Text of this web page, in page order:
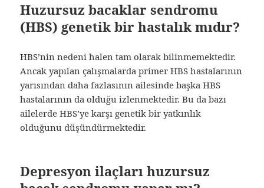
Huzursuz bacaklar sendromu
(HBS) genetik bir hastalık mıdır?
HBS’nin nedeni halen tam olarak bilinmemektedir.
Ancak yapılan çalışmalarda primer HBS hastalarının
yarısından daha fazlasının ailesinde başka HBS
hastalarının da olduğu izlenmektedir. Bu da bazı
ailelerde HBS’ye karşı genetik bir yatkınlık
olduğunu düşündürmektedir.
Depresyon ilaçları huzursuz